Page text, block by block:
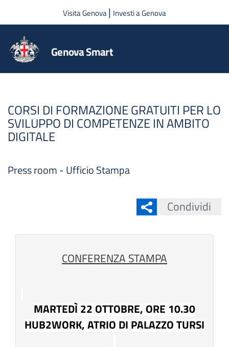
Salta al contenuto principale
Visita Genova| Investi a Genova
Genova Smart
CORSI DI FORMAZIONE GRATUITI PER LO
SVILUPPO DI COMPETENZE IN AMBITO
DIGITALE
Press room - Ufficio Stampa
Condividi
CONFERENZA STAMPA
MARTEDÌ 22 OTTOBRE, ORE 10.30
HUB2WORK, ATRIO DI PALAZZO TURSI